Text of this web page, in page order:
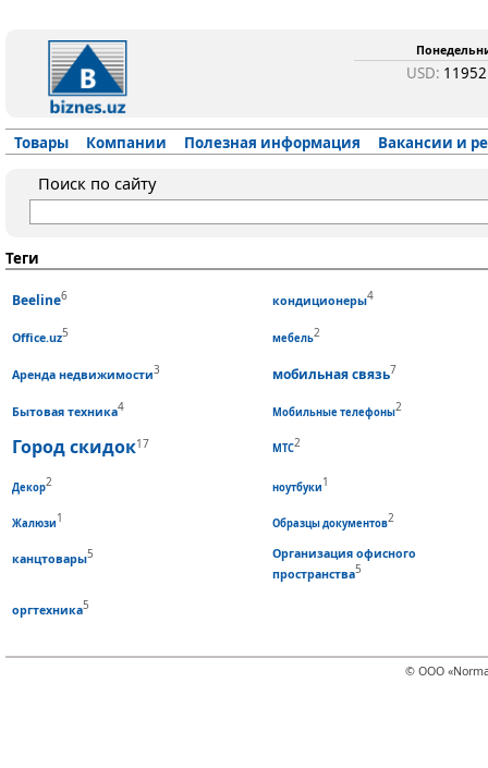
USD:
Товары Компании Полезная информация Вакансии и
Поиск по сайту
Теги
Beeline6 кондиционеры4
Office.uz5 мебель2
Аренда недвижимости3 мобильная связь7
Бытовая техника4 Мобильные телефоны2
Город скидок17 МТС2
Декор2 ноутбуки1
Жалюзи1 Образцы документов2
канцтовары5
Организация офисного
пространства5
оргтехника5
© ООО